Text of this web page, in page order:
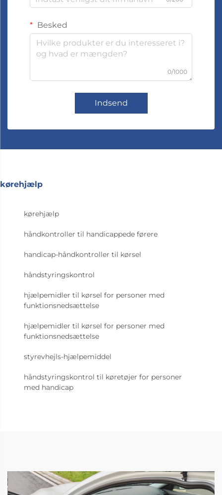
Besked
0/1000
Indsend
kørehjælp
kørehjælp
håndkontroller til handicappede førere
handicap-håndkontroller til kørsel
håndstyringskontrol
hjælpemidler til kørsel for personer med
funktionsnedsættelse
hjælpemidler til kørsel for personer med
funktionsnedsættelse
styrevhejls-hjælpemiddel
håndstyringskontrol til køretøjer for personer
med handicap